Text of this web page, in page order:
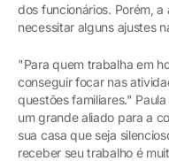
dos funcionários. Porém,
necessitar alguns ajustes
"Para quem trabalha em
conseguir focar nas
questões familiares."
um grande aliado para a
sua casa que seja
receber seu trabalho é